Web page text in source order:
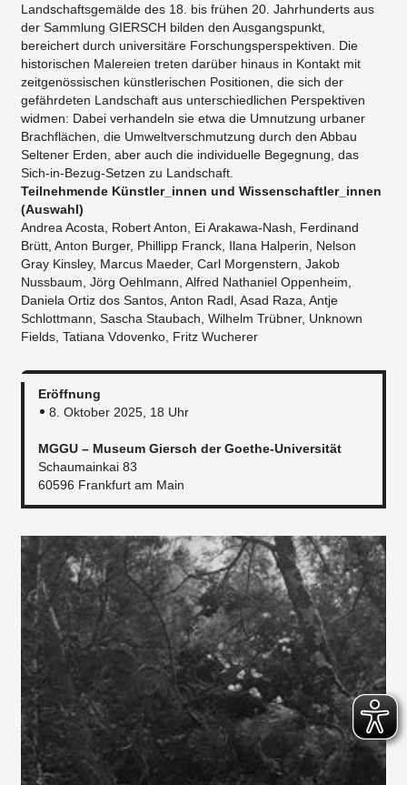
Landschaftsgemälde des 18. bis frühen 20. Jahrhunderts aus
der Sammlung GIERSCH bilden den Ausgangspunkt,
bereichert durch universitäre Forschungsperspektiven. Die
historischen Malereien treten darüber hinaus in Kontakt mit
zeitgenössischen künstlerischen Positionen, die sich der
gefährdeten Landschaft aus unterschiedlichen Perspektiven
widmen: Dabei verhandeln sie etwa die Umnutzung urbaner
Brachflächen, die Umweltverschmutzung durch den Abbau
Seltener Erden, aber auch die individuelle Begegnung, das
Sich-in-Bezug-Setzen zu Landschaft.
Teilnehmende Künstler_innen und Wissenschaftler_innen
(Auswahl)
Andrea Acosta, Robert Anton, Ei Arakawa-Nash, Ferdinand
Brütt, Anton Burger, Phillipp Franck, Ilana Halperin, Nelson
Gray Kinsley, Marcus Maeder, Carl Morgenstern, Jakob
Nussbaum, Jörg Oehlmann, Alfred Nathaniel Oppenheim,
Daniela Ortiz dos Santos, Anton Radl, Asad Raza, Antje
Schlottmann, Sascha Staubach, Wilhelm Trübner, Unknown
Fields, Tatiana Vdovenko, Fritz Wucherer
Eröffnung
8. Oktober 2025, 18 Uhr
MGGU – Museum Giersch der Goethe-Universität
Schaumainkai 83
60596 Frankfurt am Main